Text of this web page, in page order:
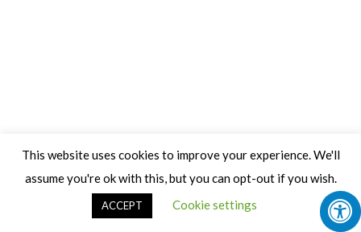
This website uses cookies to improve your experience. We'll
assume you're ok with this, but you can opt-out if you wish.
Cookie settings
ACCEPT